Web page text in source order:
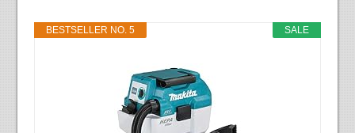
SALE
BESTSELLER NO. 5